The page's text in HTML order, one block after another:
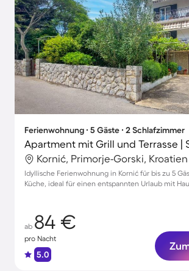
Ferienwohnung ∙ 5 Gäste ∙ 2 Schlafzimmer
Apartment mit Grill und Terrasse |
Kornić, Primorje-Gorski, Kroatien
Idyllische Ferienwohnung in Kornić für bis zu 5
Küche, ideal für einen entspannten Urlaub mit
ab 84 €
pro Nacht
5.0